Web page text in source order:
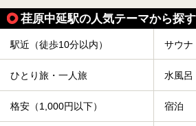
荏原中延駅の人気テーマから探す
駅近（徒歩10分以内） サウナ
ひとり旅・一人旅 水風呂
格安（1,000円以下） 宿泊